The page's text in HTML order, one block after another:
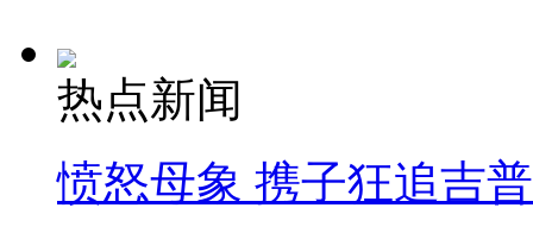
热点新闻
愤怒母象 携子狂追吉